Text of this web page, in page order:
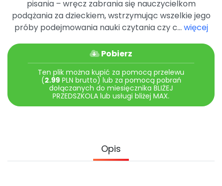
Archiwalne numery
Pomoc
Promocje
pisania – wręcz zabrania się nauczycielkom
podążania za dzieckiem, wstrzymując wszelkie jego
próby podejmowania nauki czytania czy c... więcej
Pobierz
Ten plik można kupić za pomocą przelewu
(2.99PLN brutto) lub za pomocą pobrań
dołączanych do miesięcznika BLIŻEJ
PRZEDSZKOLA lub usługi bliżej MAX.
Opis